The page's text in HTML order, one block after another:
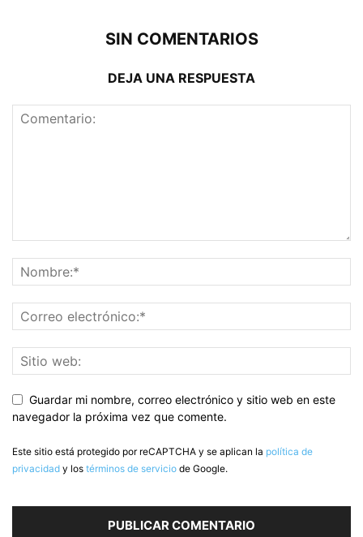
SIN COMENTARIOS
DEJA UNA RESPUESTA
Guardar mi nombre, correo electrónico y sitio web en este
navegador la próxima vez que comente.
Este sitio está protegido por reCAPTCHA y se aplican la política de
privacidad y los términos de servicio de Google.